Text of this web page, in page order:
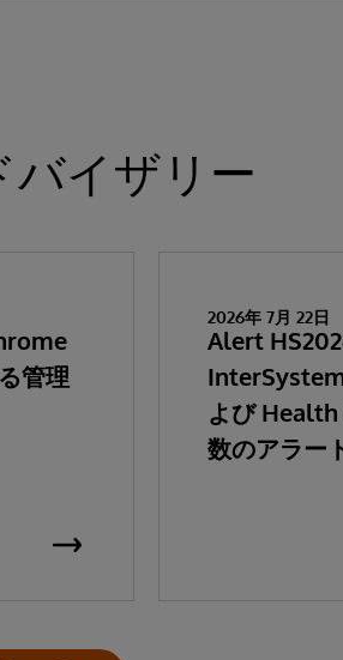
イザリー
管理
2026年 7月 22日
Alert
よび
数のアラー